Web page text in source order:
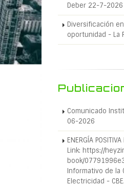
Deber 22-7-2026
Diversificación
oportunidad - La
Comunicado
06-2026
ENERGÍA
Link: https://
book/
Informativo de la
Electricidad - CBE.